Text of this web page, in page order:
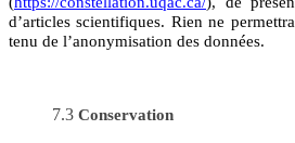
d’articles scientifiques. Rien ne
tenu de l’anonymisation des données.
7.3 Conservation